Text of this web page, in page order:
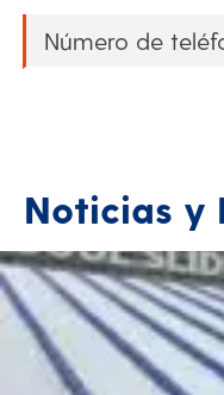
Phone*
Noticias y